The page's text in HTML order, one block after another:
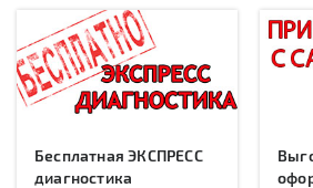
Бесплатная ЭКСПРЕСС
диагностика